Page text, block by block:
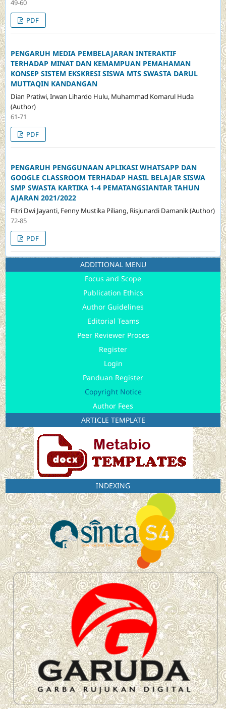
49-60
PDF
PENGARUH MEDIA PEMBELAJARAN INTERAKTIF
TERHADAP MINAT DAN KEMAMPUAN PEMAHAMAN
KONSEP SISTEM EKSKRESI SISWA MTS SWASTA DARUL
MUTTAQIN KANDANGAN
Dian Pratiwi, Irwan Lihardo Hulu, Muhammad Komarul Huda
(Author)
61-71
PDF
PENGARUH PENGGUNAAN APLIKASI WHATSAPP DAN
GOOGLE CLASSROOM TERHADAP HASIL BELAJAR SISWA
SMP SWASTA KARTIKA 1-4 PEMATANGSIANTAR TAHUN
AJARAN 2021/2022
Fitri Dwi Jayanti, Fenny Mustika Piliang, Risjunardi Damanik (Author)
72-85
PDF
ADDITIONAL MENU
Focus and Scope
Publication Ethics
Author Guidelines
Editorial Teams
Peer Reviewer Proces
Register
Login
Panduan Register
Copyright Notice
Author Fees
ARTICLE TEMPLATE
INDEXING